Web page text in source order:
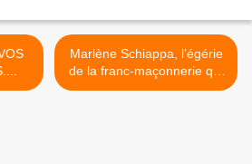
Marlène Schiappa, l’égérie
de la franc-maçonnerie qui
met ses enfants dans une